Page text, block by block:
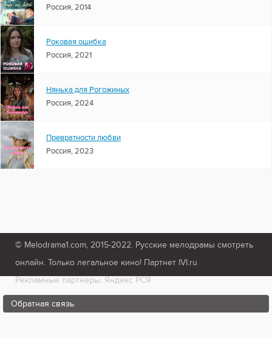
Россия, 2014
Роковая ошибка
Россия, 2021
Нянька для Рогожиных
Россия, 2024
Превратности любви
Россия, 2023
© Melodrama1.com, 2015-2022. Русские мелодрамы смотреть
онлайн. Только легальное кино! Партнет IVI.ru
Рекламные партнеры: Яндекс РСЯ
Обратная связь